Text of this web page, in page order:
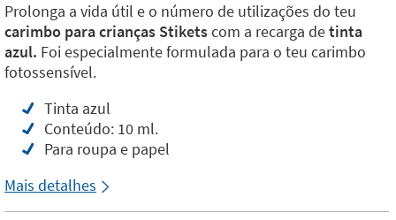
Prolonga a vida útil e o número de utilizações do teu
carimbo para crianças Stiketscom a recarga detinta
azul. Foi especialmente formulada para o teu carimbo
fotossensível.
Tinta azul
Conteúdo: 10 ml.
Para roupa e papel
Mais detalhes